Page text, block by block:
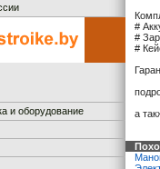
и оборудование
#
#
#
а